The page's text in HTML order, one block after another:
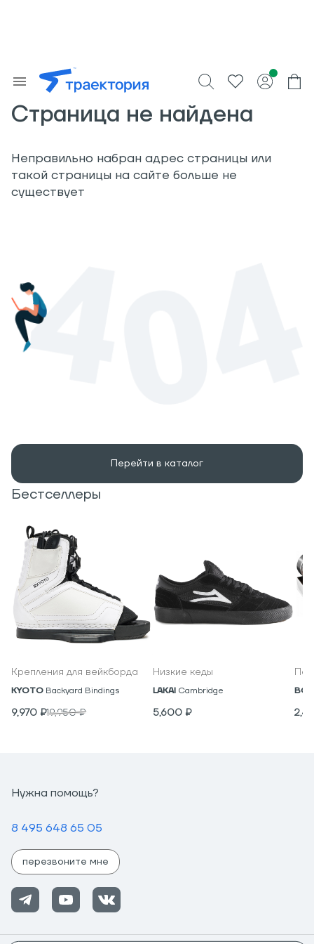
Страница не найдена
Неправильно набран адрес страницы или
такой страницы на сайте больше не
существует
Перейти в каталог
Бестселлеры
Крепления для вейкборда
KYOTO Backyard Bindings
9,970 ₽19,950₽
Низкие кеды
LAKAI Cambridge
5,600 ₽
Нужна помощь?
8 495 648 65 05
перезвоните мне